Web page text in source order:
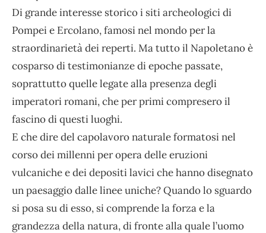
Di grande interesse storico i siti archeologici di
Pompei e Ercolano, famosi nel mondo per la
straordinarietà dei reperti. Ma tutto il Napoletano è
cosparso di testimonianze di epoche passate,
soprattutto quelle legate alla presenza degli
imperatori romani, che per primi compresero il
fascino di questi luoghi.
E che dire del capolavoro naturale formatosi nel
corso dei millenni per opera delle eruzioni
vulcaniche e dei depositi lavici che hanno disegnato
un paesaggio dalle linee uniche? Quando lo sguardo
si posa su di esso, si comprende la forza e la
grandezza della natura, di fronte alla quale l’uomo